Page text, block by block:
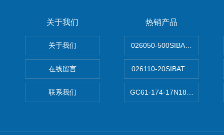
关于我们
关于我们
在线留言
联系我们
热销产品
026050-500SIBATA 500mL
026110-20SIBATA柴田科学
GC61-174-